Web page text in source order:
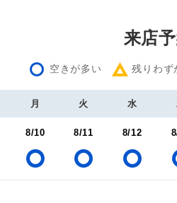
来店
空きが多い 残りわず
月 火 水
8/10 8/11 8/12